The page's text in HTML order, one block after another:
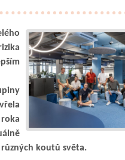
různých koutů světa.